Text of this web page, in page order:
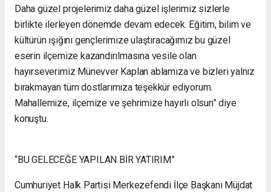
Daha güzel projelerimiz daha güzel işlerimiz sizlerle
birlikte ilerleyen dönemde devam edecek. Eğitim, bilim ve
kültürün ışığını gençlerimize ulaştıracağımız bu güzel
eserin ilçemize kazandırılmasına vesile olan
hayırseverimiz Münevver Kaplan ablamıza ve bizleri yalnız
bırakmayan tüm dostlarımıza teşekkür ediyorum.
Mahallemize, ilçemize ve şehrimize hayırlı olsun” diye
konuştu.
“BU GELECEĞE YAPILAN BİR YATIRIM”
Cumhuriyet Halk Partisi Merkezefendi İlçe Başkanı Müjdat